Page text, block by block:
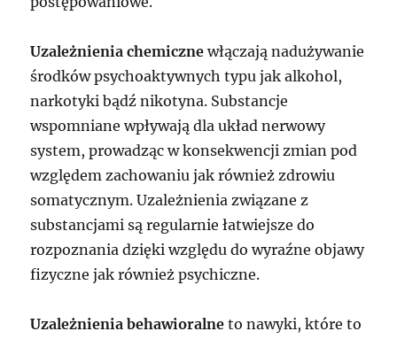
Uzależnienia chemiczne włączają nadużywanie
środków psychoaktywnych typu jak alkohol,
narkotyki bądź nikotyna. Substancje
wspomniane wpływają dla układ nerwowy
system, prowadząc w konsekwencji zmian pod
względem zachowaniu jak również zdrowiu
somatycznym. Uzależnienia związane z
substancjami są regularnie łatwiejsze do
rozpoznania dzięki względu do wyraźne objawy
fizyczne jak również psychiczne.
Uzależnienia behawioralne to nawyki, które to